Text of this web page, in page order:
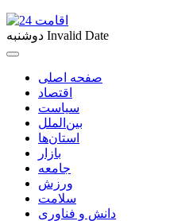
دوشنبه Invalid Date
صفحه اصلی
اقتصاد
سیاست
بین‌الملل
استان‌ها
بازار
جامعه
ورزش
سلامت
دانش و فناوری